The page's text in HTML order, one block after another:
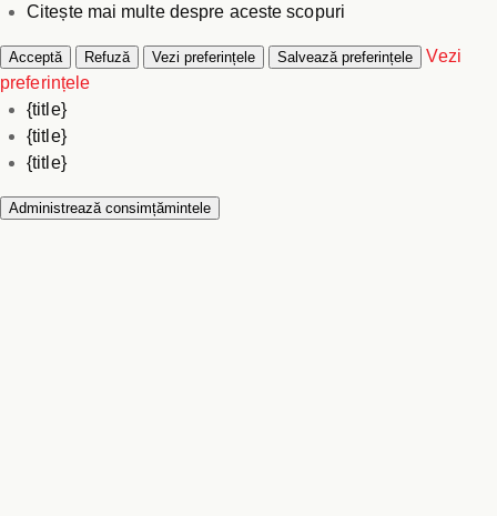
Citește mai multe despre aceste scopuri
Acceptă Refuză Vezi preferințele Salvează preferințele
Vezi
preferințele
{title}
{title}
{title}
Administrează consimțămintele